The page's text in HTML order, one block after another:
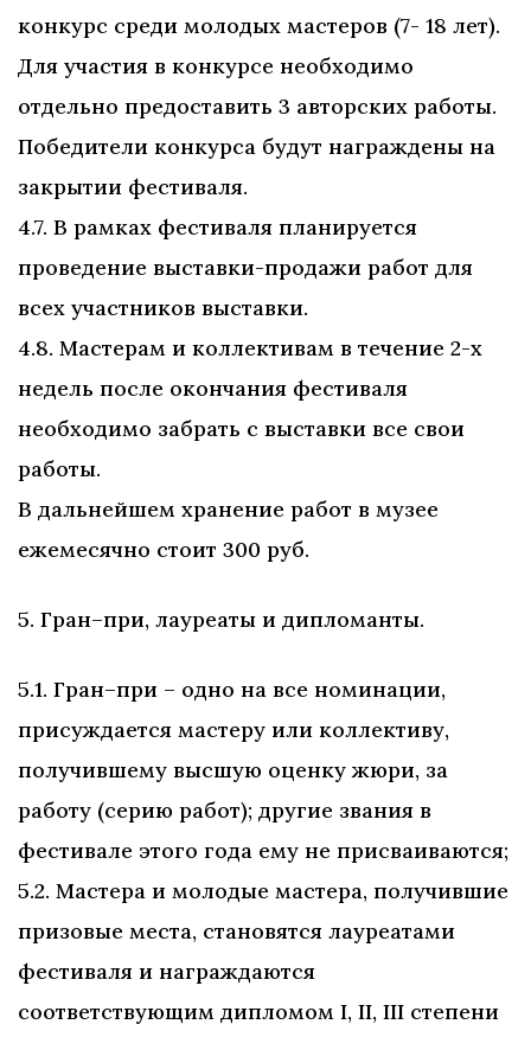
конкурс среди молодых мастеров (7- 18 лет).
Для участия в конкурсе необходимо
отдельно предоставить 3 авторских работы.
Победители конкурса будут награждены на
закрытии фестиваля.
4.7. В рамках фестиваля планируется
проведение выставки-продажи работ для
всех участников выставки.
4.8. Мастерам и коллективам в течение 2-х
недель после окончания фестиваля
необходимо забрать с выставки все свои
работы.
В дальнейшем хранение работ в музее
ежемесячно стоит 300 руб.
5. Гран–при, лауреаты и дипломанты.
5.1. Гран–при – одно на все номинации,
присуждается мастеру или коллективу,
получившему высшую оценку жюри, за
работу (серию работ); другие звания в
фестивале этого года ему не присваиваются;
5.2. Мастера и молодые мастера, получившие
призовые места, становятся лауреатами
фестиваля и награждаются
соответствующим дипломом I, II, III степени